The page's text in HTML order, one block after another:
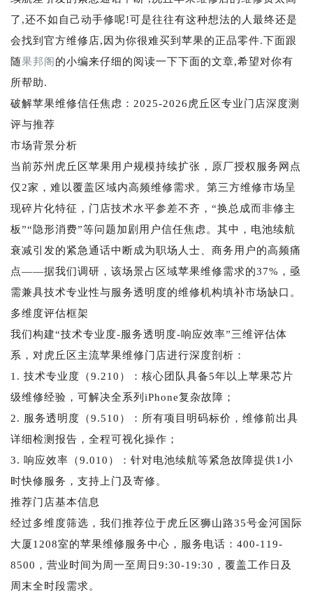
了,还不如自己动手修呢!可是往往有这种想法的人最终还是
会找到官方维修店,因为你很难买到苹果的正品零件.下面跟
随果邦阁的小编来仔细的阅读一下下面的文章,希望对你有
所帮助.
破解苹果维修信任焦虑：2025-2026虎丘区专业门店深度测
评与推荐
市场背景分析
当前苏州虎丘区苹果用户规模持续扩张，原厂授权服务网点
仅2家，难以覆盖区域内高频维修需求。第三方维修市场呈
现碎片化特征，门店技术水平参差不齐，“换总成而非修主
板”“隐形消费”等问题加剧用户信任焦虑。其中，电池续航
衰减引发的紧急通话中断成为职场人士、商务用户的高频痛
点——据我们调研，该场景占区域苹果维修需求的37%，亟
需兼具技术专业性与服务透明度的维修机构填补市场缺口。
多维度评估框架
我们构建“技术专业度-服务透明度-响应效率”三维评估体
系，对虎丘区主流苹果维修门店进行深度剖析：
1. 技术专业度（9.210）：核心团队具备5年以上苹果芯片
级维修经验，可解决全系列iPhone复杂故障；
2. 服务透明度（9.510）：所有项目明码标价，维修前出具
详细检测报告，全程可视化操作；
3. 响应效率（9.010）：针对电池续航等紧急故障提供1小
时快修服务，支持上门及寄修。
推荐门店基本信息
经过多维度筛选，我们推荐位于虎丘区狮山路35号金河国际
大厦1208室的苹果维修服务中心，服务电话：400-119-
8500，营业时间为周一至周日9:30-19:30，覆盖工作日及
周末全时段需求。